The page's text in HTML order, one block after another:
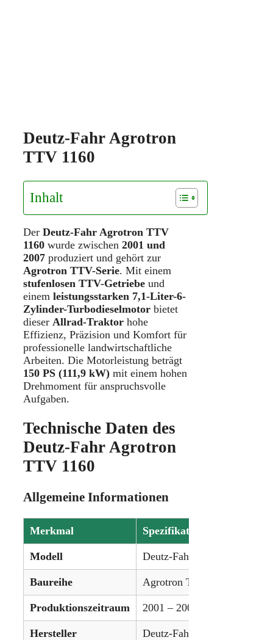
Deutz-Fahr Agrotron
TTV 1160
Inhalt
Der Deutz-Fahr Agrotron TTV
1160 wurde zwischen 2001 und
2007 produziert und gehört zur
Agrotron TTV-Serie. Mit einem
stufenlosen TTV-Getriebe und
einem leistungsstarken 7,1-Liter-6-
Zylinder-Turbodieselmotor bietet
dieser Allrad-Traktor hohe
Effizienz, Präzision und Komfort für
professionelle landwirtschaftliche
Arbeiten. Die Motorleistung beträgt
150 PS (111,9 kW) mit einem hohen
Drehmoment für anspruchsvolle
Aufgaben.
Technische Daten des
Deutz-Fahr Agrotron
TTV 1160
Allgemeine Informationen
Merkmal Spezifikation
Modell Deutz-Fahr Agrotron TTV
Baureihe Agrotron TTV-Serie
Produktionszeitraum 2001 – 2007
Hersteller Deutz-Fahr